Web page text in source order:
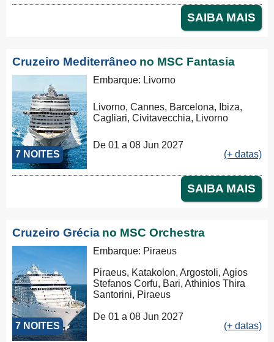
SAIBA MAIS
Cruzeiro Mediterrâneo no MSC Fantasia
7 NOITES
Embarque: Livorno
Livorno, Cannes, Barcelona, Ibiza,
Cagliari, Civitavecchia, Livorno
De 01 a 08 Jun 2027
(+ datas)
SAIBA MAIS
Cruzeiro Grécia no MSC Orchestra
7 NOITES
Embarque: Piraeus
Piraeus, Katakolon, Argostoli, Agios
Stefanos Corfu, Bari, Athinios Thira
Santorini, Piraeus
De 01 a 08 Jun 2027
(+ datas)